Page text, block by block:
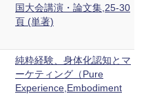
国大会講演・論文集,25-30
頁 (単著)
純粋経験、身体化認知とマ
ーケティング（Pure
Experience,Embodiment